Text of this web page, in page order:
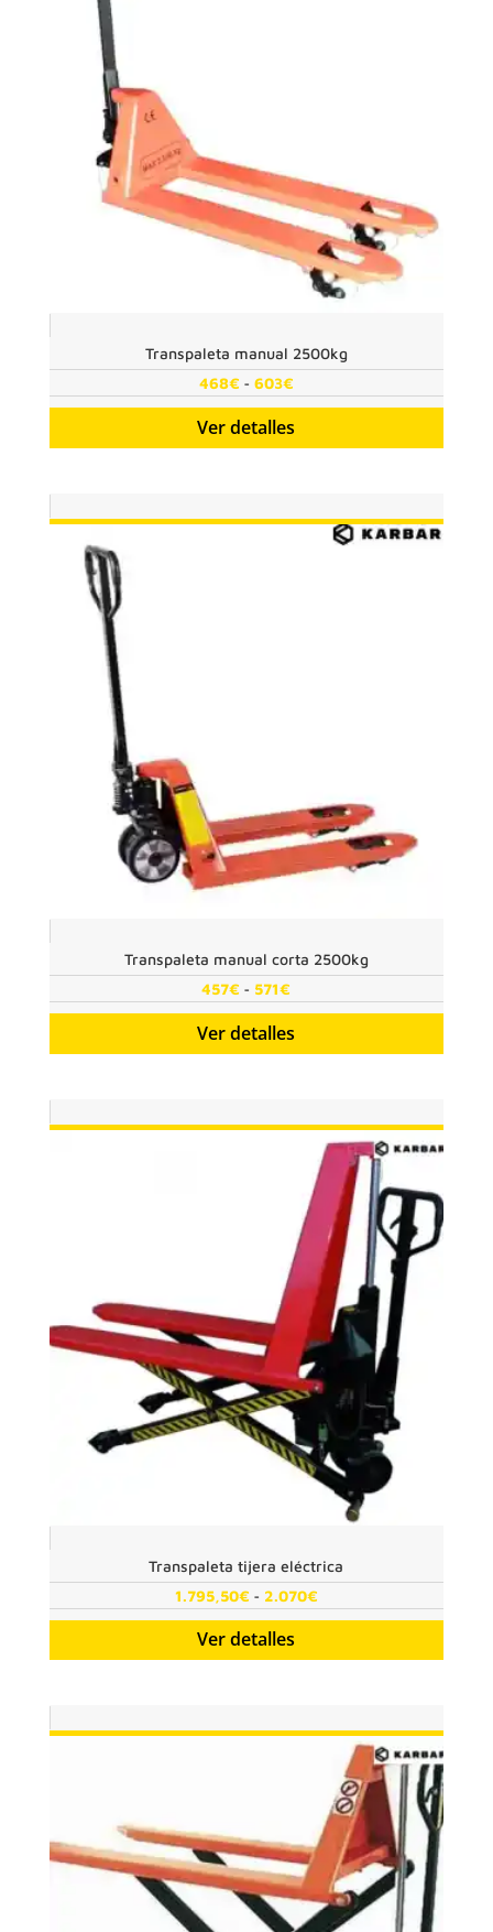
Transpaleta manual 2500kg
468€ - 603€Rango
de
precios:
Ver detalles
Transpaleta manual corta 2500kg
457€ - 571€
de
precios:
Ver detalles
Transpaleta tijera eléctrica
1.795,50€ - 2.070€Rango
de
2.070€
Ver detalles